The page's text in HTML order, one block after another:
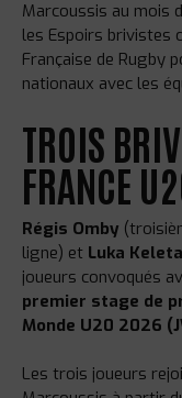
Marcoussis au mois
les Espoirs brivistes
Française de Rugby
nationaux avec les
TROIS
FRANCE
Régis Omby
ligne) et Luka
joueurs convoqués
premier stage de
Monde U20 2026
Les trois joueurs